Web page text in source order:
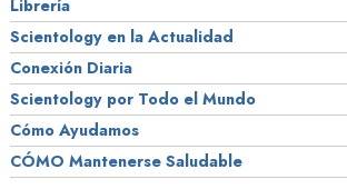
Librería
Scientology en la Actualidad
Conexión Diaria
Scientology por Todo el Mundo
Cómo Ayudamos
CÓMO Mantenerse Saludable